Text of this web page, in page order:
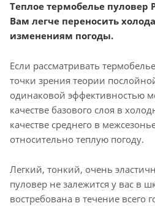
Теплое термобелье пуловер
Вам легче переносить
изменениям погоды.
Если рассматривать
точки зрения теории
одинаковой эффективностью
качестве базового слоя в
качестве среднего в
относительно теплую погоду.
Легкий, тонкий, очень
пуловер не залежится у вас в
востребована в течение всего